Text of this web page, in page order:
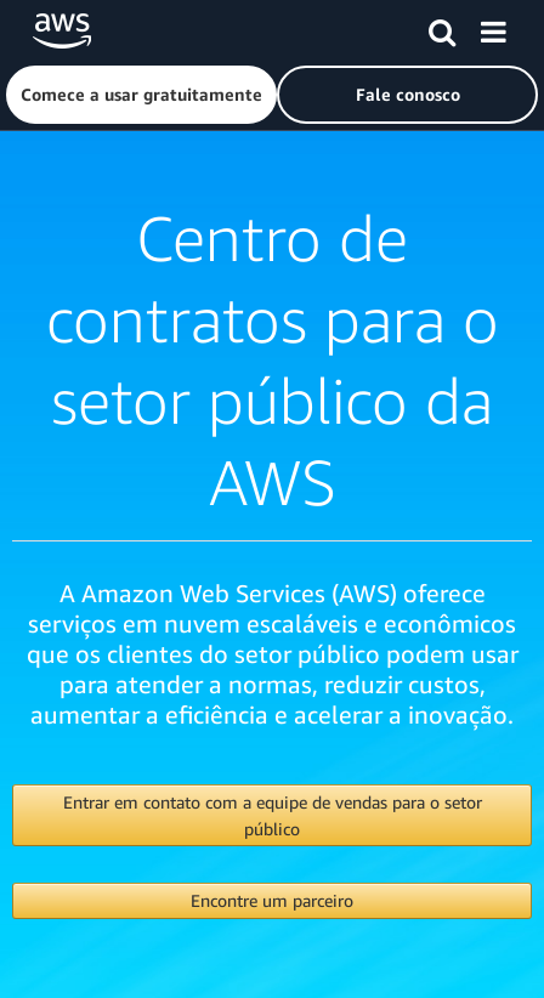
Pular para o conteúdo principal
Clique aqui para voltar à página inicial da Amazon Web
Comece a usar gratuitamente Fale conosco
Centro de
contratos para o
setor público da
AWS
A Amazon Web Services (AWS) oferece
serviços em nuvem escaláveis e econômicos
que os clientes do setor público podem usar
para atender a normas, reduzir custos,
aumentar a eficiência e acelerar a inovação.
Entrar em contato com a equipe de vendas para o setor
público
Encontre um parceiro